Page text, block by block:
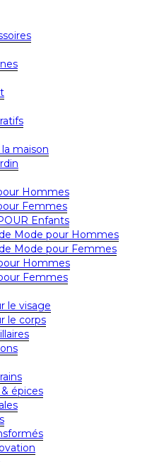
maison
Hommes
Femmes
Enfants
Mode pour Hommes
Mode pour Femmes
Hommes
Femmes
le visage
le corps
épices